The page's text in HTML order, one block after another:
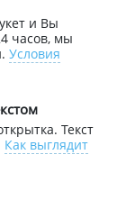
и Вы
часов, мы
Условия
Текст
Как выглядит